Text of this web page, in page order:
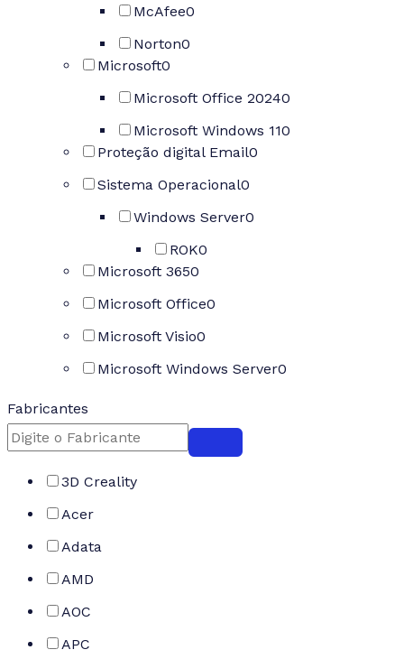
McAfee0
Norton0
Microsoft0
Microsoft Office 20240
Microsoft Windows 110
Proteção digital Email0
Sistema Operacional0
Windows Server0
ROK0
Microsoft 3650
Microsoft Office0
Microsoft Visio0
Microsoft Windows Server0
Fabricantes
3D Creality
Acer
Adata
AMD
AOC
APC